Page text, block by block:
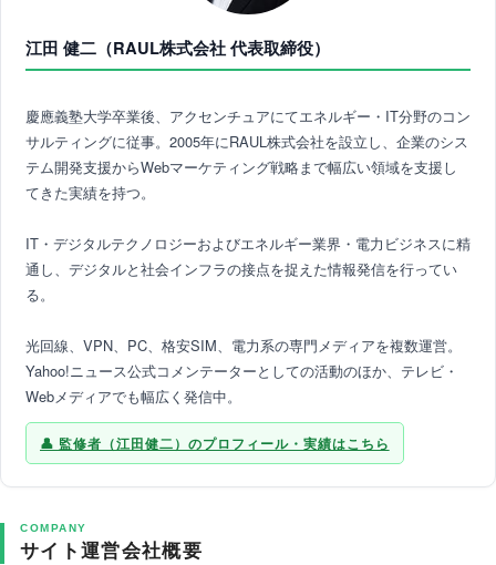
江田 健二（RAUL株式会社 代表取締役）
慶應義塾大学卒業後、アクセンチュアにてエネルギー・IT分野のコン
サルティングに従事。2005年にRAUL株式会社を設立し、企業のシス
テム開発支援からWebマーケティング戦略まで幅広い領域を支援し
てきた実績を持つ。
IT・デジタルテクノロジーおよびエネルギー業界・電力ビジネスに精
通し、デジタルと社会インフラの接点を捉えた情報発信を行ってい
る。
光回線、VPN、PC、格安SIM、電力系の専門メディアを複数運営。
Yahoo!ニュース公式コメンテーターとしての活動のほか、テレビ・
Webメディアでも幅広く発信中。
監修者（江田健二）のプロフィール・実績はこちら
COMPANY
サイト運営会社概要